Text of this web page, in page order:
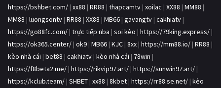
https://bshbet.com/ | xx88 | RR88 | thapcamtv | xoilac | XX88 | MM88 |
MM88 | luongsontv | RR88 | XX88 | MB66 | gavangtv | cakhiatv |
https://go88fc.com/ | trực tiếp nba | soi kèo | https://79king.express/ |
https://ok365.center/ | ok9 | MB66 | KJC | 8xx | https://mm88.io/ | RR88 |
kèo nhà cái | bet88 | cakhiatv | kèo nhà cái | 78win |
https://f8beta2.me/ | https://rikvip97.art/ | https://sunwin97.art/ |
https://kclub.team/ | SHBET | xx88 | 8kbet | https://rr88.se.net/ | kèo